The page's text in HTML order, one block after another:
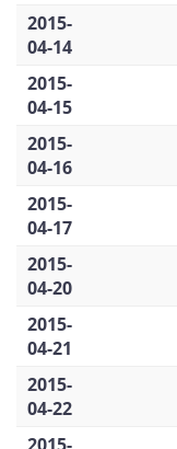
2015-
04-14
2015-
04-15
2015-
04-16
2015-
04-17
2015-
04-20
2015-
04-21
2015-
04-22